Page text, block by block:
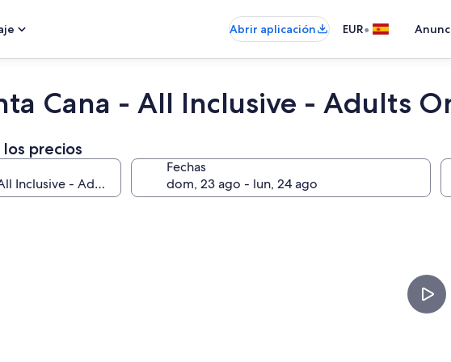
Abrir aplicación EUR•
Cana - All Inclusive - Adults
precios
Fechas